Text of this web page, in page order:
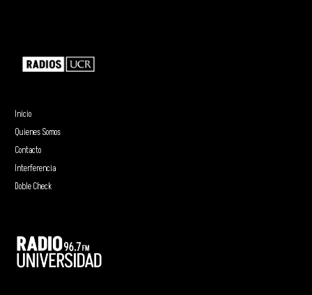
Inicio
Quienes Somos
Contacto
Interferencia
Doble Check